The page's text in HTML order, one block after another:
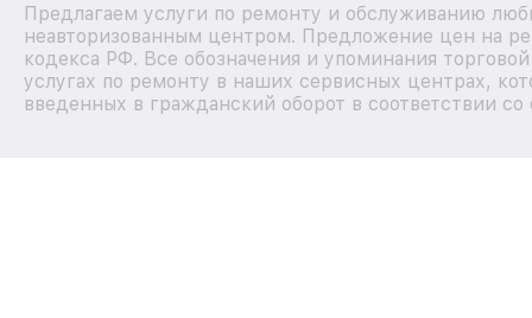
Предлагаем услуги по ремонту и обслуживанию
неавторизованным центром. Предложение цен на
кодекса РФ. Все обозначения и упоминания
услугах по ремонту в наших сервисных центрах,
введенных в гражданский оборот в соответствии